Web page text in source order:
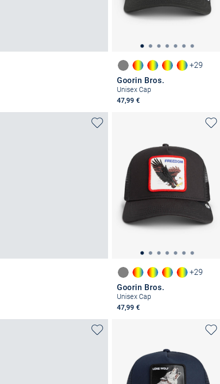
+29
Goorin Bros.
Unisex Cap
47,99 €
+29
Goorin Bros.
Unisex Cap
47,99 €